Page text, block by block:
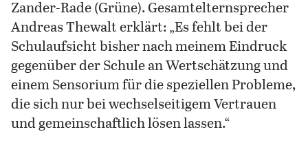
Zander-Rade (Grüne). Gesamtelternsprecher
Andreas Thewalt erklärt: „Es fehlt bei der
Schulaufsicht bisher nach meinem Eindruck
gegenüber der Schule an Wertschätzung und
einem Sensorium für die speziellen Probleme,
die sich nur bei wechselseitigem Vertrauen
und gemeinschaftlich lösen lassen.“